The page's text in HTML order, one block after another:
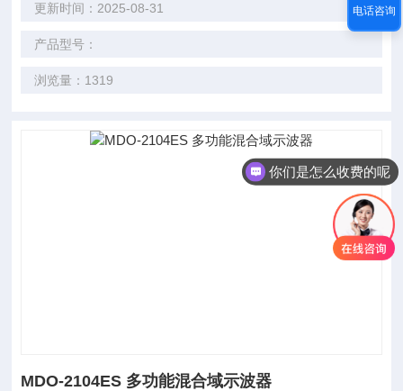
更新时间：2025-08-31
产品型号：
浏览量：1319
MDO-2104ES 多功能混合域示波器
电话咨询
你们是怎么收费的呢
现在有优惠活动吗